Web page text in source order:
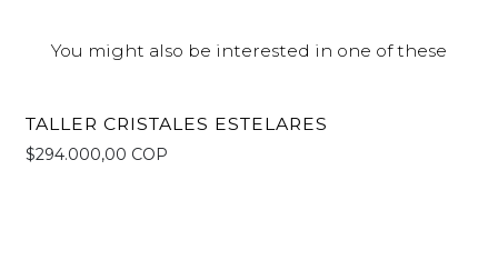
You might also be interested in one of these
TALLER CRISTALES ESTELARES
$294.000,00 COP